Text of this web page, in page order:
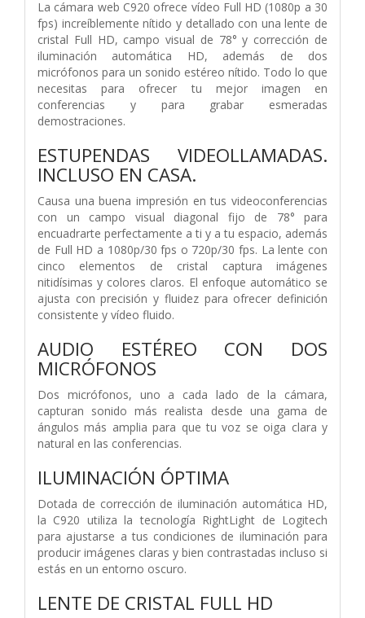
La cámara web C920 ofrece vídeo Full HD (1080p a 30
fps) increíblemente nítido y detallado con una lente de
cristal Full HD, campo visual de 78° y corrección de
iluminación automática HD, además de dos
micrófonos para un sonido estéreo nítido. Todo lo que
necesitas para ofrecer tu mejor imagen en
conferencias y para grabar esmeradas
demostraciones.
ESTUPENDAS VIDEOLLAMADAS.
INCLUSO EN CASA.
Causa una buena impresión en tus videoconferencias
con un campo visual diagonal fijo de 78° para
encuadrarte perfectamente a ti y a tu espacio, además
de Full HD a 1080p/30 fps o 720p/30 fps. La lente con
cinco elementos de cristal captura imágenes
nitidísimas y colores claros. El enfoque automático se
ajusta con precisión y fluidez para ofrecer definición
consistente y vídeo fluido.
AUDIO ESTÉREO CON DOS
MICRÓFONOS
Dos micrófonos, uno a cada lado de la cámara,
capturan sonido más realista desde una gama de
ángulos más amplia para que tu voz se oiga clara y
natural en las conferencias.
ILUMINACIÓN ÓPTIMA
Dotada de corrección de iluminación automática HD,
la C920 utiliza la tecnología RightLight de Logitech
para ajustarse a tus condiciones de iluminación para
producir imágenes claras y bien contrastadas incluso si
estás en un entorno oscuro.
LENTE DE CRISTAL FULL HD